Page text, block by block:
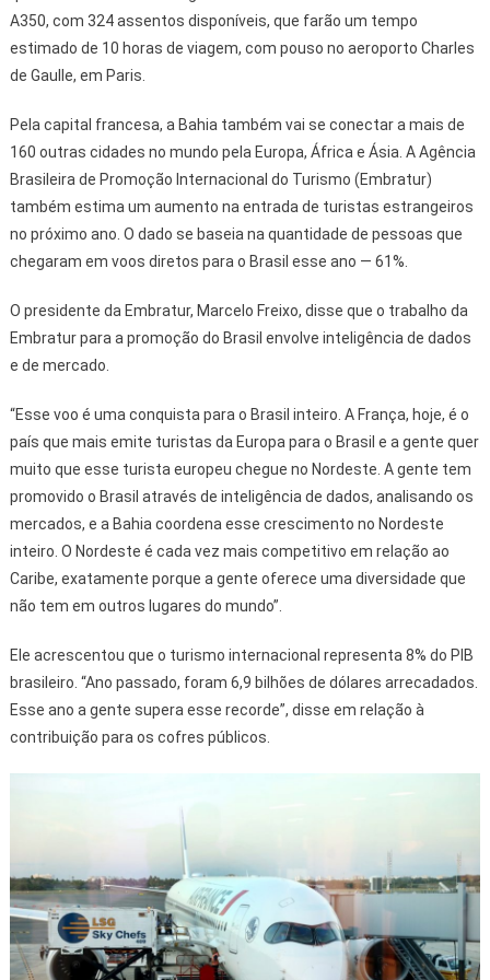
A350, com 324 assentos disponíveis, que farão um tempo
estimado de 10 horas de viagem, com pouso no aeroporto Charles
de Gaulle, em Paris.
Pela capital francesa, a Bahia também vai se conectar a mais de
160 outras cidades no mundo pela Europa, África e Ásia. A Agência
Brasileira de Promoção Internacional do Turismo (Embratur)
também estima um aumento na entrada de turistas estrangeiros
no próximo ano. O dado se baseia na quantidade de pessoas que
chegaram em voos diretos para o Brasil esse ano — 61%.
O presidente da Embratur, Marcelo Freixo, disse que o trabalho da
Embratur para a promoção do Brasil envolve inteligência de dados
e de mercado.
“Esse voo é uma conquista para o Brasil inteiro. A França, hoje, é o
país que mais emite turistas da Europa para o Brasil e a gente quer
muito que esse turista europeu chegue no Nordeste. A gente tem
promovido o Brasil através de inteligência de dados, analisando os
mercados, e a Bahia coordena esse crescimento no Nordeste
inteiro. O Nordeste é cada vez mais competitivo em relação ao
Caribe, exatamente porque a gente oferece uma diversidade que
não tem em outros lugares do mundo”.
Ele acrescentou que o turismo internacional representa 8% do PIB
brasileiro. “Ano passado, foram 6,9 bilhões de dólares arrecadados.
Esse ano a gente supera esse recorde”, disse em relação à
contribuição para os cofres públicos.